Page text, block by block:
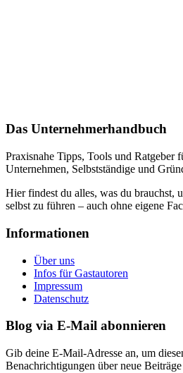
Das Unternehmerhandbuch
Praxisnahe Tipps, Tools und Ratgeber
Unternehmen, Selbstständige und
Hier findest du alles, was du brauchst,
selbst zu führen – auch ohne eigene
Informationen
Über uns
Infos für Gastautoren
Impressum
Datenschutz
Blog via E-Mail abonnieren
Gib deine E-Mail-Adresse an, um
Benachrichtigungen über neue